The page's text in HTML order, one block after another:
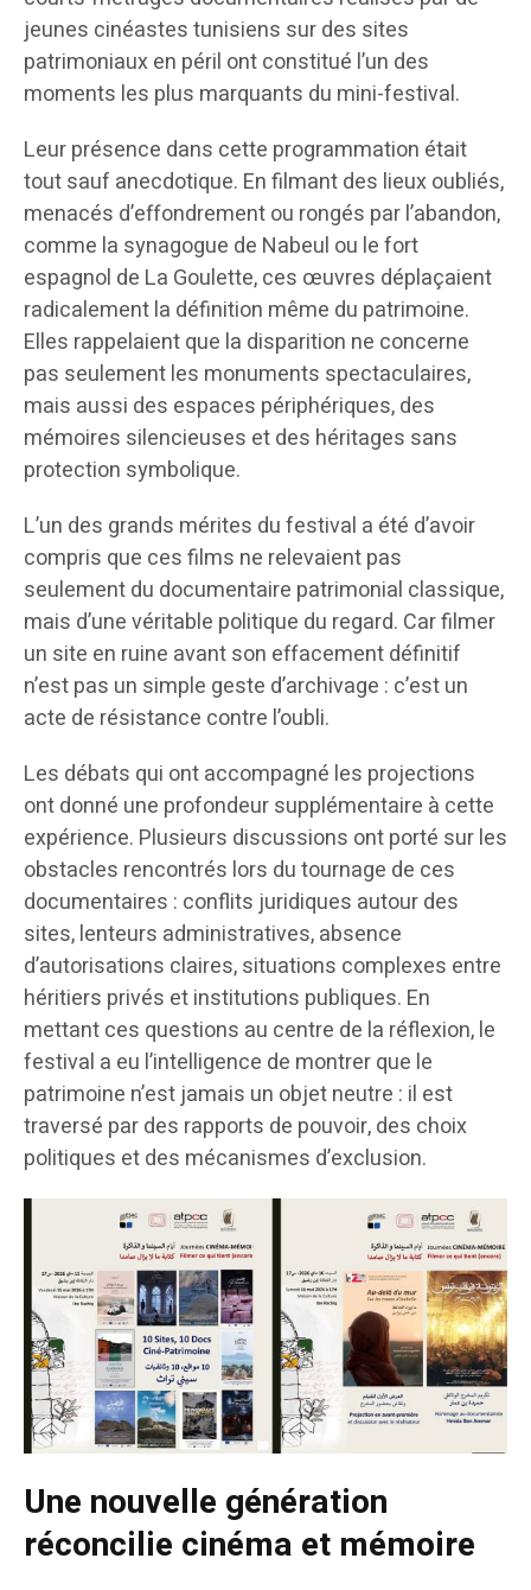
jeunes cinéastes tunisiens sur des sites
patrimoniaux en péril ont constitué l’un des
moments les plus marquants du mini-festival.
Leur présence dans cette programmation était
tout sauf anecdotique. En filmant des lieux oubliés,
menacés d’effondrement ou rongés par l’abandon,
comme la synagogue de Nabeul ou le fort
espagnol de La Goulette, ces œuvres déplaçaient
radicalement la définition même du patrimoine.
Elles rappelaient que la disparition ne concerne
pas seulement les monuments spectaculaires,
mais aussi des espaces périphériques, des
mémoires silencieuses et des héritages sans
protection symbolique.
L’un des grands mérites du festival a été d’avoir
compris que ces films ne relevaient pas
seulement du documentaire patrimonial classique,
mais d’une véritable politique du regard. Car filmer
un site en ruine avant son effacement définitif
n’est pas un simple geste d’archivage : c’est un
acte de résistance contre l’oubli.
Les débats qui ont accompagné les projections
ont donné une profondeur supplémentaire à cette
expérience. Plusieurs discussions ont porté sur les
obstacles rencontrés lors du tournage de ces
documentaires : conflits juridiques autour des
sites, lenteurs administratives, absence
d’autorisations claires, situations complexes entre
héritiers privés et institutions publiques. En
mettant ces questions au centre de la réflexion, le
festival a eu l’intelligence de montrer que le
patrimoine n’est jamais un objet neutre : il est
traversé par des rapports de pouvoir, des choix
politiques et des mécanismes d’exclusion.
Une nouvelle génération
réconcilie cinéma et mémoire